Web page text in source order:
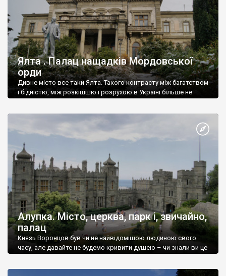
Ялта . Палац нащадків Мордовської
орди
Дивне місто все таки Ялта. Такого контрасту між багатством
і бідністю, між розкішшю і розрухою в Україні більше не
Алупка. Місто, церква, парк і, звичайно,
палац
Князь Воронцов був чи не найвідомішою людиною свого
часу, але давайте не будемо кривити душею – чи знали ви це